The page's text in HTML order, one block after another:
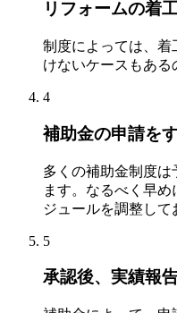
リフォームの着
制度によっては、着
けないケースもある
4
補助金の申請を
多くの補助金制度
ます。なるべく早
ジュールを調整して
5
承認後、実績報